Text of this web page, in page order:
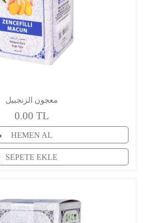
معجون الزنجبيل
0.00 TL
HEMEN AL
SEPETE EKLE